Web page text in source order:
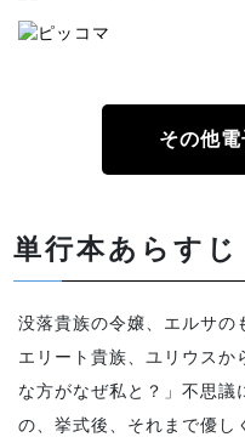
その他
単行本あらすじ
没落貴族の令嬢、エルサの
エリート貴族、ユリウスか
な方がなぜ私と？」不思議
の、挙式後、それまで優し